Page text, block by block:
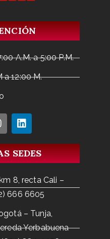
A.M. a 5:00 P.M.
a 12:00 M.
SEDES
8, recta Cali –
666 6605
– Tunja,
Yerbabuena